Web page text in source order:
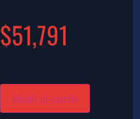
$51,791
Añadir al carrito